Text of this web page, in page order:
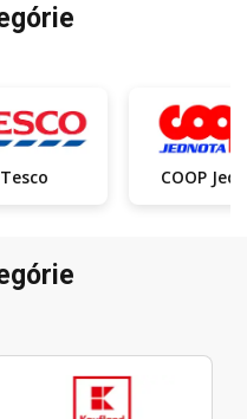
Tesco